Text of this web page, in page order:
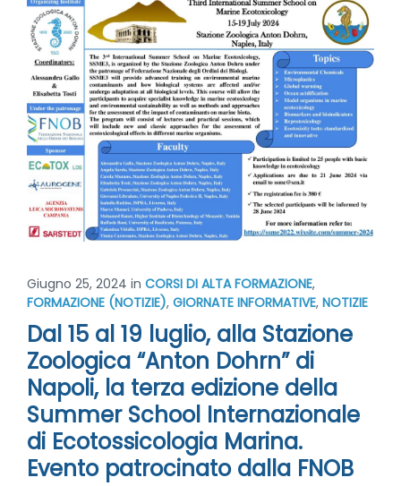
Giugno 25, 2024 in CORSI DI ALTA FORMAZIONE,
FORMAZIONE (NOTIZIE), GIORNATE INFORMATIVE, NOTIZIE
Dal 15 al 19 luglio, alla Stazione
Zoologica “Anton Dohrn” di
Napoli, la terza edizione della
Summer School Internazionale
di Ecotossicologia Marina.
Evento patrocinato dalla FNOB